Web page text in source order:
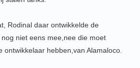
Rodinal daar ontwikkelde de
niet eens mee,nee die moet
ontwikkelaar hebben,van Alamaloco.